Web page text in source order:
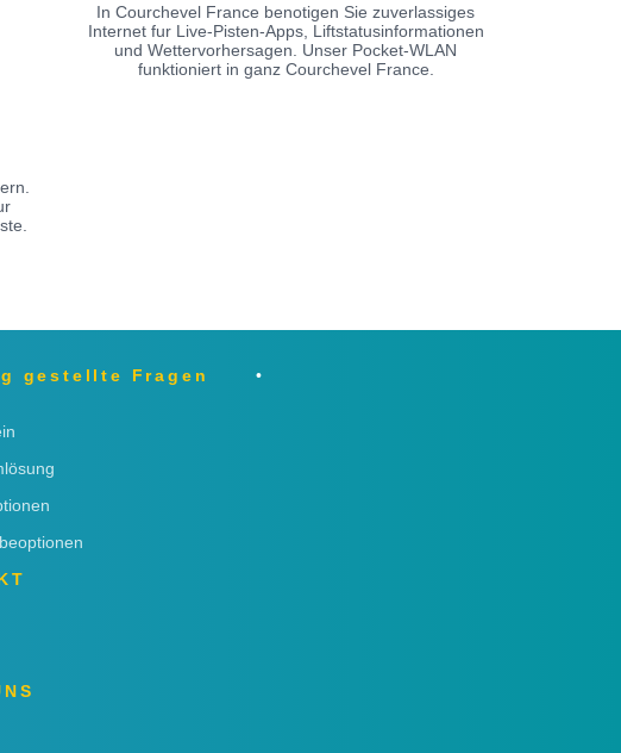
In Courchevel France benotigen Sie zuverlassiges
Internet fur Live-Pisten-Apps, Liftstatusinformationen
und Wettervorhersagen. Unser Pocket-WLAN
funktioniert in ganz Courchevel France.
gestellte Fragen